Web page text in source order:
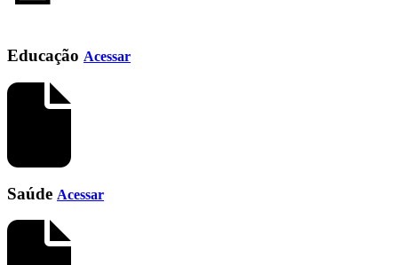
Educação Acessar
Saúde Acessar